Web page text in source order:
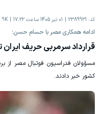
کد: 2389931 01 تیر 1405 ساعت 17:22
ادامه همکاری مصر با حسام حسن؛
قرارداد سرمربی حریف
مسؤولان فدراسیون فوتبال مصر از
کشور خبر دادند.